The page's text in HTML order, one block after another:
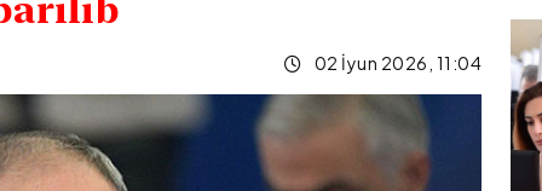
02 İyun 2026, 11:04